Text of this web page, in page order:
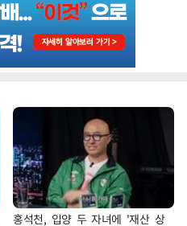
홍석천, 입양 두 자녀에 '재산 상